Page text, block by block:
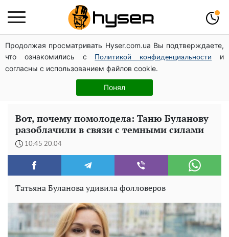
Продолжая просматривать Hyser.com.ua Вы подтверждаете,
что ознакомились с
Политикой конфиденциальности
и
согласны с использованием файлов cookie.
Понял
Как участник боевых действий может оформить
льготу на оплату коммунальных услуг: инструкция
Такой закуски всегда оказывается мало: рецепт
помидоров по-корейски со сладким перцем и
морковью на зиму
Вот, почему помолодела: Таню Буланову
разоблачили в связи с темными силами
10:45 20.04
Татьяна Буланова удивила фолловеров